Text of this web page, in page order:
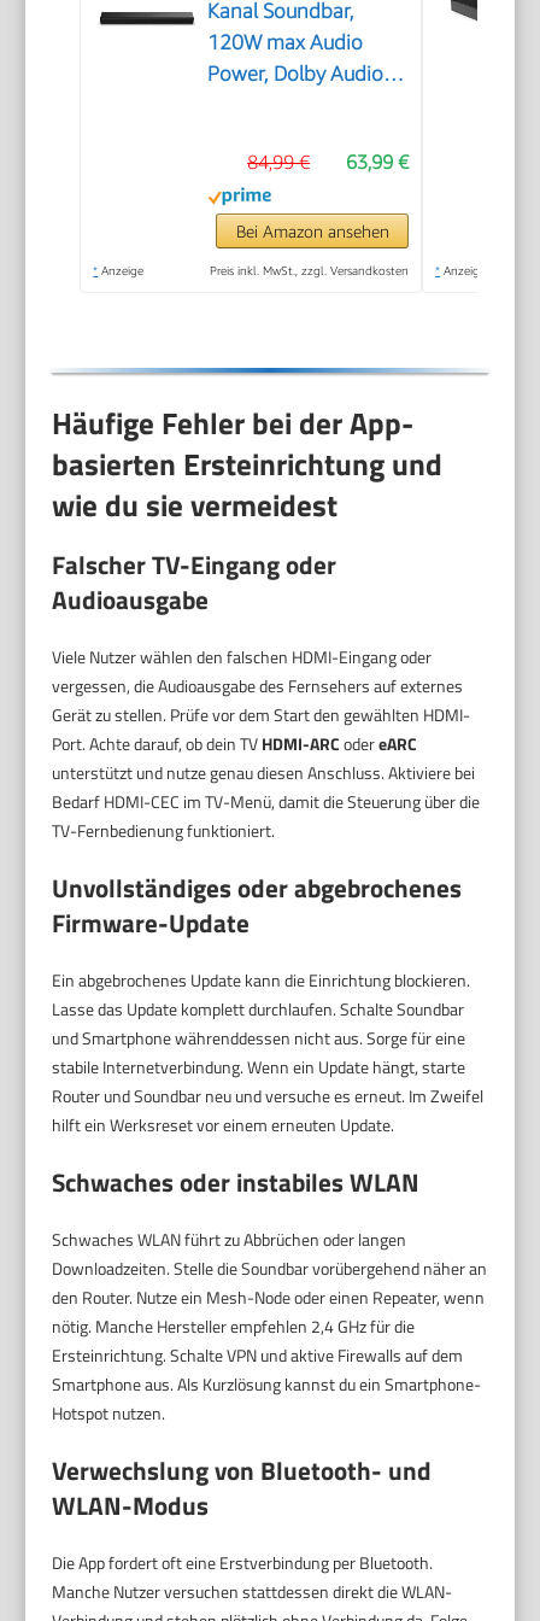
Kanal Soundbar,
120W max Audio
Power, Dolby Audio,
EzPlay
63,99 €
84,99 €
Bei Amazon ansehen
* Anzeige Preis inkl. MwSt., zzgl. Versandkosten * Anzeige
Häufige Fehler bei der App-
basierten Ersteinrichtung und
wie du sie vermeidest
Falscher TV-Eingang oder
Audioausgabe
Viele Nutzer wählen den falschen HDMI-Eingang oder
vergessen, die Audioausgabe des Fernsehers auf externes
Gerät zu stellen. Prüfe vor dem Start den gewählten HDMI-
Port. Achte darauf, ob dein TVHDMI-ARCodereARC
unterstützt und nutze genau diesen Anschluss. Aktiviere bei
Bedarf HDMI-CEC im TV-Menü, damit die Steuerung über die
TV-Fernbedienung funktioniert.
Unvollständiges oder abgebrochenes
Firmware-Update
Ein abgebrochenes Update kann die Einrichtung blockieren.
Lasse das Update komplett durchlaufen. Schalte Soundbar
und Smartphone währenddessen nicht aus. Sorge für eine
stabile Internetverbindung. Wenn ein Update hängt, starte
Router und Soundbar neu und versuche es erneut. Im Zweifel
hilft ein Werksreset vor einem erneuten Update.
Schwaches oder instabiles WLAN
Schwaches WLAN führt zu Abbrüchen oder langen
Downloadzeiten. Stelle die Soundbar vorübergehend näher an
den Router. Nutze ein Mesh-Node oder einen Repeater, wenn
nötig. Manche Hersteller empfehlen 2,4 GHz für die
Ersteinrichtung. Schalte VPN und aktive Firewalls auf dem
Smartphone aus. Als Kurzlösung kannst du ein Smartphone-
Hotspot nutzen.
Verwechslung von Bluetooth- und
WLAN-Modus
Die App fordert oft eine Erstverbindung per Bluetooth.
Manche Nutzer versuchen stattdessen direkt die WLAN-